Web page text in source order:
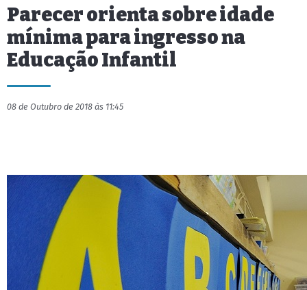
Parecer orienta sobre idade
mínima para ingresso na
Educação Infantil
08 de Outubro de 2018 às 11:45